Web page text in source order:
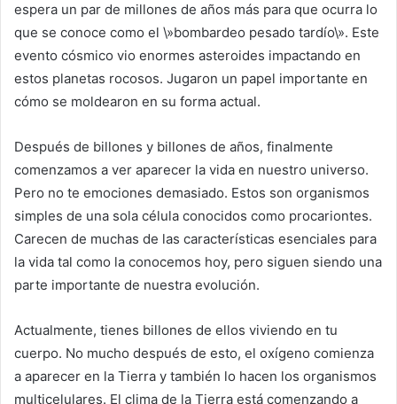
espera un par de millones de años más para que ocurra lo
que se conoce como el \»bombardeo pesado tardío\». Este
evento cósmico vio enormes asteroides impactando en
estos planetas rocosos. Jugaron un papel importante en
cómo se moldearon en su forma actual.
Después de billones y billones de años, finalmente
comenzamos a ver aparecer la vida en nuestro universo.
Pero no te emociones demasiado. Estos son organismos
simples de una sola célula conocidos como procariontes.
Carecen de muchas de las características esenciales para
la vida tal como la conocemos hoy, pero siguen siendo una
parte importante de nuestra evolución.
Actualmente, tienes billones de ellos viviendo en tu
cuerpo. No mucho después de esto, el oxígeno comienza
a aparecer en la Tierra y también lo hacen los organismos
multicelulares. El clima de la Tierra está comenzando a